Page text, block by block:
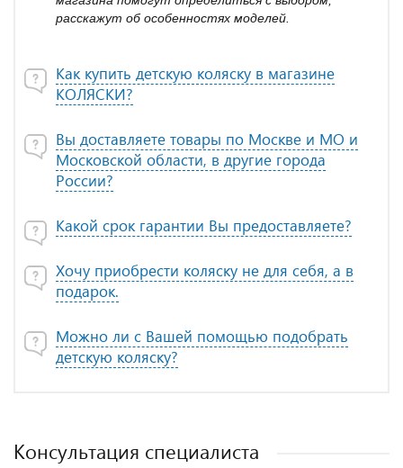
расскажут об особенностях моделей.
Как купить детскую коляску в магазине
КОЛЯСКИ?
Вы доставляете товары по Москве и МО и
Московской области, в другие города
России?
Какой срок гарантии Вы предоставляете?
Хочу приобрести коляску не для себя, а в
подарок.
Можно ли с Вашей помощью подобрать
детскую коляску?
Консультация специалиста